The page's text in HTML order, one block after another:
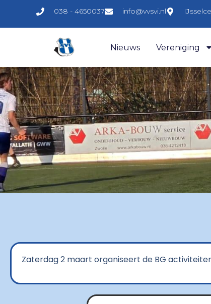
038 - 4650037 info@vvsvi.nl
Nieuws Vereniging
Zaterdag 2 maart organiseert de BG